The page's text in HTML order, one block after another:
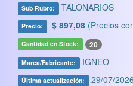
Sub Rubro: TALONARIOS
Precio: $ 897,08 (Precios
Cantidad en Stock: 20
Marca/Fabricante: IGNEO
Última actualización: 29/07/